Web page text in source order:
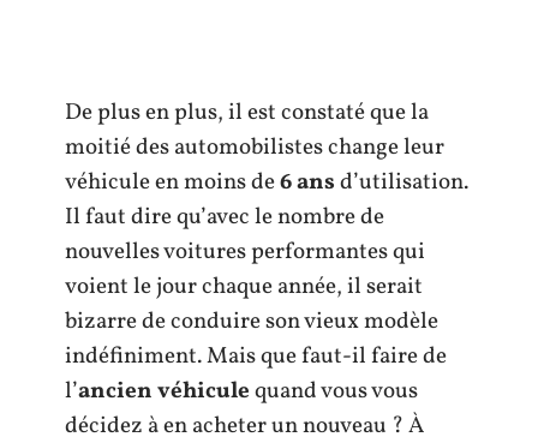
De plus en plus, il est constaté que la
moitié des automobilistes change leur
véhicule en moins de6 ansd’utilisation.
Il faut dire qu’avec le nombre de
nouvelles voitures performantes qui
voient le jour chaque année, il serait
bizarre de conduire son vieux modèle
indéfiniment. Mais que faut-il faire de
l’ancien véhiculequand vous vous
décidez à en acheter un nouveau ? À